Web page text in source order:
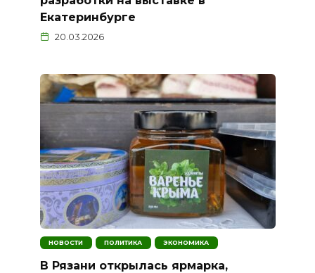
Екатеринбурге
20.03.2026
НОВОСТИ ПОЛИТИКА ЭКОНОМИКА
В Рязани открылась ярмарка,